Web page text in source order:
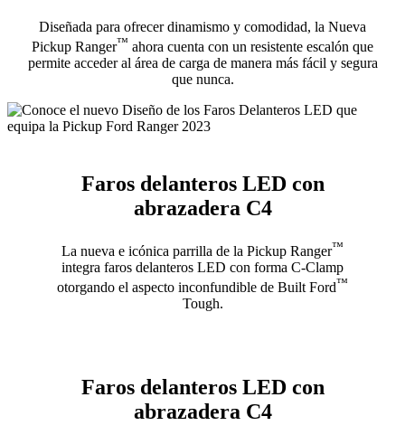
Diseñada para ofrecer dinamismo y comodidad, la Nueva
Pickup Ranger™ ahora cuenta con un resistente escalón que
permite acceder al área de carga de manera más fácil y segura
que nunca.
Faros delanteros LED con
abrazadera C4
La nueva e icónica parrilla de la Pickup Ranger™
integra faros delanteros LED con forma C-Clamp
otorgando el aspecto inconfundible de Built Ford™
Tough.
Faros delanteros LED con
abrazadera C4